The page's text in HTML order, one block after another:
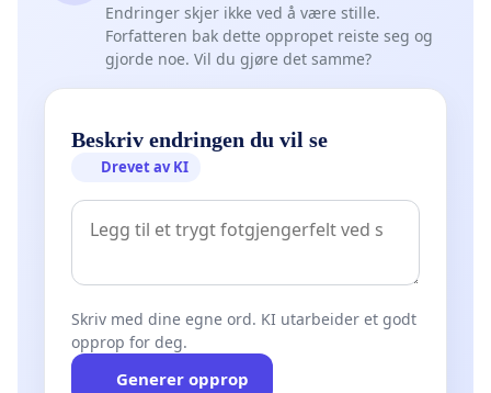
Endringer skjer ikke ved å være stille.
Forfatteren bak dette oppropet reiste seg og
gjorde noe. Vil du gjøre det samme?
Beskriv endringen du vil se
Drevet av KI
Skriv med dine egne ord. KI utarbeider et godt
opprop for deg.
Generer opprop